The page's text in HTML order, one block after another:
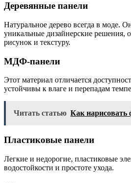
Деревянные панели
Натуральное дерево всегда в моде.
уникальные дизайнерские решения,
рисунок и текстуру.
МДФ-панели
Этот материал отличается
устойчивы к влаге и перепадам
Читать статью Как нарисовать
Пластиковые панели
Легкие и недорогие, пластиковые
водостойкости и простоте ухода.